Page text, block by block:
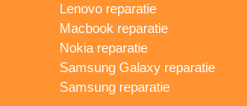
Lenovo reparatie
Macbook reparatie
Nokia reparatie
Samsung Galaxy reparatie
Samsung reparatie